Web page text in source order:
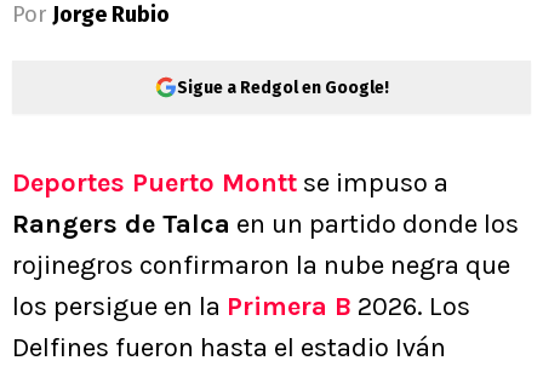
Por Jorge Rubio
Sigue a Redgol en Google!
Deportes Puerto Montt se impuso a
Rangers de Talca en un partido donde los
rojinegros confirmaron la nube negra que
los persigue en la Primera B 2026. Los
Delfines fueron hasta el estadio Iván